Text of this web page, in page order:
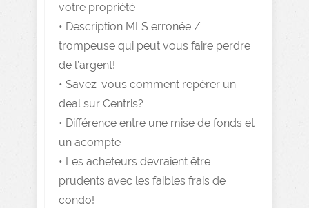
votre propriété
• Description MLS erronée /
trompeuse qui peut vous faire perdre
de l’argent!
• Savez-vous comment repérer un
deal sur Centris?
• Différence entre une mise de fonds et
un acompte
• Les acheteurs devraient être
prudents avec les faibles frais de
condo!